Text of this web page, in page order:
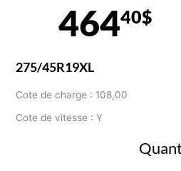
46440$
275/45R19XL
Cote de charge : 108,00
Cote de vitesse : Y